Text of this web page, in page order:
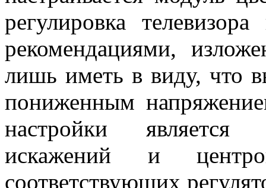
регулировка
рекомендациями,
лишь иметь в виду, что
пониженным
настройки является
искажений и
соответствующих